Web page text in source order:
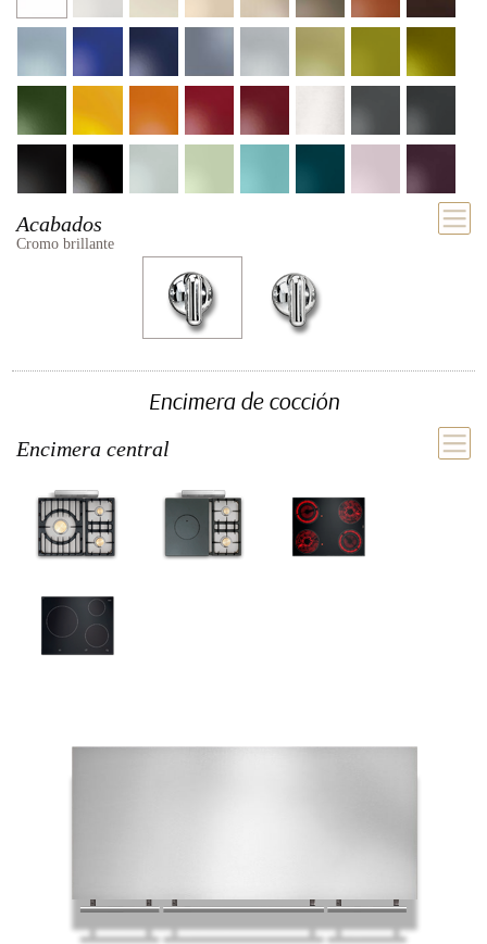
Acabados
Cromo brillante
Encimera de cocción
Encimera central